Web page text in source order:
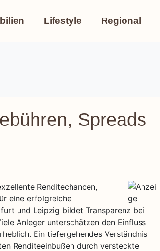
Lifestyle Regional
Spreads
Renditechancen,
eine erfolgreiche
und Leipzig bildet Transparenz bei
Anleger unterschätzen den Einfluss
Ein tiefergehendes Verständnis
Renditeeinbußen durch versteckte